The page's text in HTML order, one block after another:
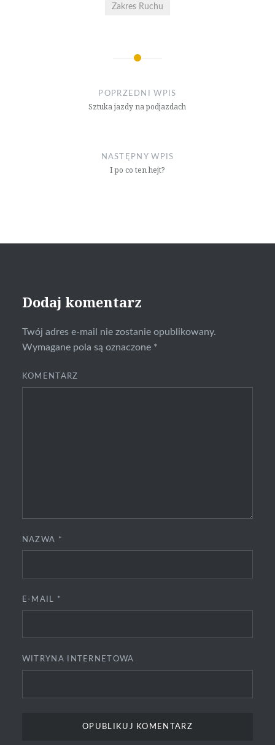
Zakres Ruchu
POPRZEDNI WPIS
Sztuka jazdy na podjazdach
NASTĘPNY WPIS
I po co ten hejt?
Dodaj komentarz
Twój adres e-mail nie zostanie opublikowany.
Wymagane pola są oznaczone *
KOMENTARZ
NAZWA *
E-MAIL *
WITRYNA INTERNETOWA